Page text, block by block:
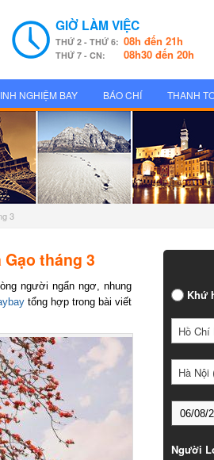
GIỜ LÀM VIỆC
THỨ 2 - THỨ 6:08h đến 21h
THỨ 7 - CN: 08h30 đến 20h
NGHIỆM BAY BÁO CHÍ THANH
3
tháng 3
người ngẩn ngơ, nhung
tổng hợp trong bài viết
Khứ
Hồ Chí
Hà Nội
Người